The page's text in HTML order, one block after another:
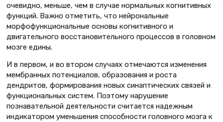
очевидно, меньше, чем в случае нормальных когнитивных
функций. Важно отметить, что нейрональные
морфофункциональные основы когнитивного и
двигательного восстановительного процессов в головном
мозге едины.
И в первом, и во втором случаях отмечаются изменения
мембранных потенциалов, образования и роста
дендритов, формирования новых синаптических связей и
функциональных систем. Поэтому нарушение
познавательной деятельности считается надежным
индикатором уменьшения способности головного мозга к